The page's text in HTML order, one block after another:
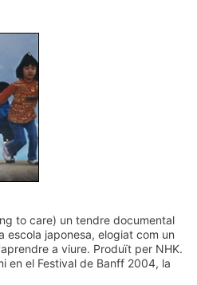
to care) un tendre documental
japonesa, elogiat com un
a viure. Produït per NHK.
en el Festival de Banff 2004, la